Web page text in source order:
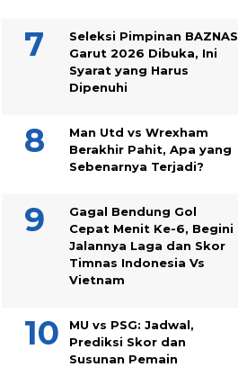
Seleksi Pimpinan BAZNAS
Garut 2026 Dibuka, Ini
Syarat yang Harus
Dipenuhi
Man Utd vs Wrexham
Berakhir Pahit, Apa yang
Sebenarnya Terjadi?
Gagal Bendung Gol
Cepat Menit Ke-6, Begini
Jalannya Laga dan Skor
Timnas Indonesia Vs
Vietnam
MU vs PSG: Jadwal,
Prediksi Skor dan
Susunan Pemain